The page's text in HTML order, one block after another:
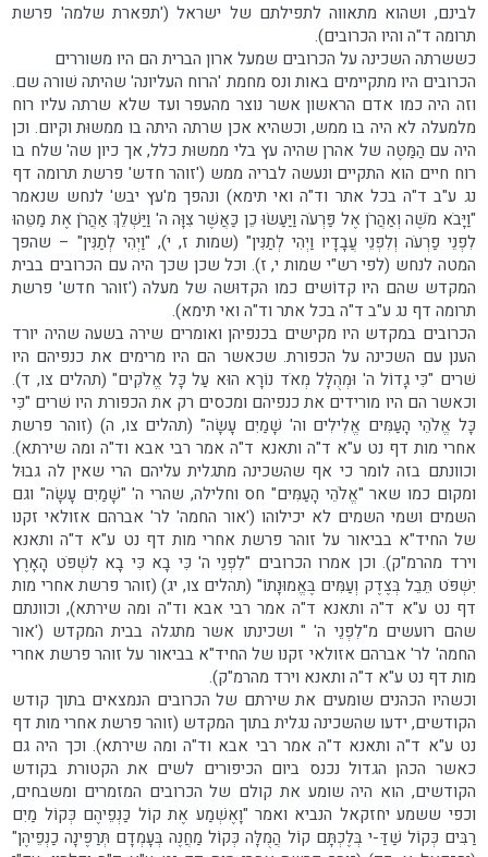
לבינם, ושהוא מתאווה לתפילתם של ישראל ('תפארת שלמה' פרשת
תרומה ד"ה והיו הכרובים).
כששרתה השכינה על הכרובים שמעל ארון הברית הם היו משוררים
הכרובים היו מתקיימים באות ונס מחמת 'הרוח העליונה' שהיתה שׁורה שם.
וזה היה כמו אדם הראשון אשר נוצר מהעפר ועד שלא שרתה עליו רוח
מלמעלה לא היה בו ממש, וכשהיא אכן שרתה היתה בו ממשוּת וקיום. וכן
היה עם הַמַּטֶּה של אהרן שהיה עץ בלי ממשוּת כלל, אך כיון שה' שלח בו
רוח חיים הוא התקיים ונעשה לבריה ממש ('זוהר חדש' פרשת תרומה דף
נג ע"ב ד"ה בכל אתר וד"ה ואי תימא) ונהפך מ'עץ יבש' לנחש שנאמר
"וַיָּבֹא מֹשֶׁה וְאַהֲרֹן אֶל פַּרְעֹה וַיַּעַשׂוּ כֵן כַּאֲשֶׁר צִוָּה ה' וַיַּשְׁלֵךְ אַהֲרֹן אֶת מַטֵּהוּ
לִפְנֵי פַרְעֹה וְלִפְנֵי עֲבָדָיו וַיְהִי לְתַנִּין" (שמות ז, י), "וַיְהִי לְתַנִּין" – שהפך
המטה לנחש (לפי רש"י שמות י, ז). וכל שכן שכך היה עם הכרובים בבית
המקדש שהם היו קדוֹשים כמו הקדוּשה של מעלה ('זוהר חדש' פרשת
תרומה דף נג ע"ב ד"ה בכל אתר וד"ה ואי תימא).
הכרובים במקדש היו מקישים בכנפיהן ואומרים שירה בשעה שהיה יורד
הענן עם השכינה על הכפורת. שכאשר הם היו מרימים את כנפיהם היו
שׁרים "כִּי גָדוֹל ה' וּמְהֻלָּל מְאֹד נוֹרָא הוּא עַל כָּל אֱלֹקִים" (תהלים צו, ד).
וכאשר הם היו מורידים את כנפיהם ומכסים רק את הכפורת היו שׁרים "כִּי
כָּל אֱלֹהֵי הָעַמִּים אֱלִילִים וה' שָׁמַיִם עָשָׂה" (תהלים צו, ה) (זוהר פרשת
אחרי מות דף נט ע"א ד"ה ותאנא ד"ה אמר רבי אבא וד"ה ומה שירתא).
וכוונתם בזה לומר כי אף שהשכינה מתגלית עליהם הרי שאין לה גבוּל
ומקום כמו שאר "אֱלֹהֵי הָעַמִּים" חס וחלילה, שהרי ה' "שָׁמַיִם עָשָׂה" וגם
השמים ושמי השמים לא יכילוהו ('אור החמה' לר' אברהם אזולאי זקנו
של החיד"א בביאור על זוהר פרשת אחרי מות דף נט ע"א ד"ה ותאנא
וירד מהרמ"ק). וכן אמרו הכרובים "לִפְנֵי ה' כִּי בָא כִּי בָא לִשְׁפֹּט הָאָרֶץ
יִשְׁפֹּט תֵּבֵל בְּצֶדֶק וְעַמִּים בֶּאֱמוּנָתוֹ" (תהלים צו, יג) (זוהר פרשת אחרי מות
דף נט ע"א ד"ה ותאנא ד"ה אמר רבי אבא וד"ה ומה שירתא), וכוונתם
שהם רועשים מ"לִפְנֵי ה' " ושכינתו אשר מתגלה בבית המקדש ('אור
החמה' לר' אברהם אזולאי זקנו של החיד"א בביאור על זוהר פרשת אחרי
מות דף נט ע"א ד"ה ותאנא וירד מהרמ"ק).
וכשהיו הכהנים שומעים את שירתם של הכרובים הנמצאים בתוך קודש
הקודשים, ידעו שהשכינה נגלית בתוך המקדש (זוהר פרשת אחרי מות דף
נט ע"א ד"ה ותאנא ד"ה אמר רבי אבא וד"ה ומה שירתא). וכך היה גם
כאשר הכהן הגדול נכנס ביום הכיפורים לשים את הקטורת בקודש
הקודשים, הוא היה שומע את קולם של הכרובים המזמרים ומשבחים,
וכפי ששמע יחזקאל הנביא ואמר "וָאֶשְׁמַע אֶת קוֹל כַּנְפֵיהֶם כְּקוֹל מַיִם
רַבִּים כְּקוֹל שַׁדַּ-י בְּלֶכְתָּם קוֹל הֲמֻלָּה כְּקוֹל מַחֲנֶה בְּעָמְדָם תְּרַפֶּינָה כַנְפֵיהֶן"